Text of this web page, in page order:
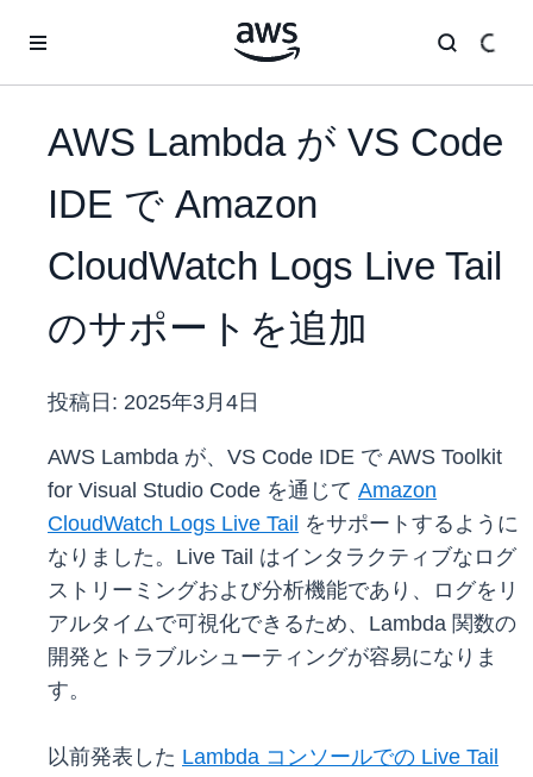
AWS Lambda が VS Code
IDE で Amazon
CloudWatch Logs Live Tail
のサポートを追加
投稿日: 2025年3月4日
AWS Lambda が、VS Code IDE で AWS Toolkit
for Visual Studio Code を通じて Amazon
CloudWatch Logs Live Tail をサポートするように
なりました。Live Tail はインタラクティブなログ
ストリーミングおよび分析機能であり、ログをリ
アルタイムで可視化できるため、Lambda 関数の
開発とトラブルシューティングが容易になりま
す。
以前発表した Lambda コンソールでの Live Tail